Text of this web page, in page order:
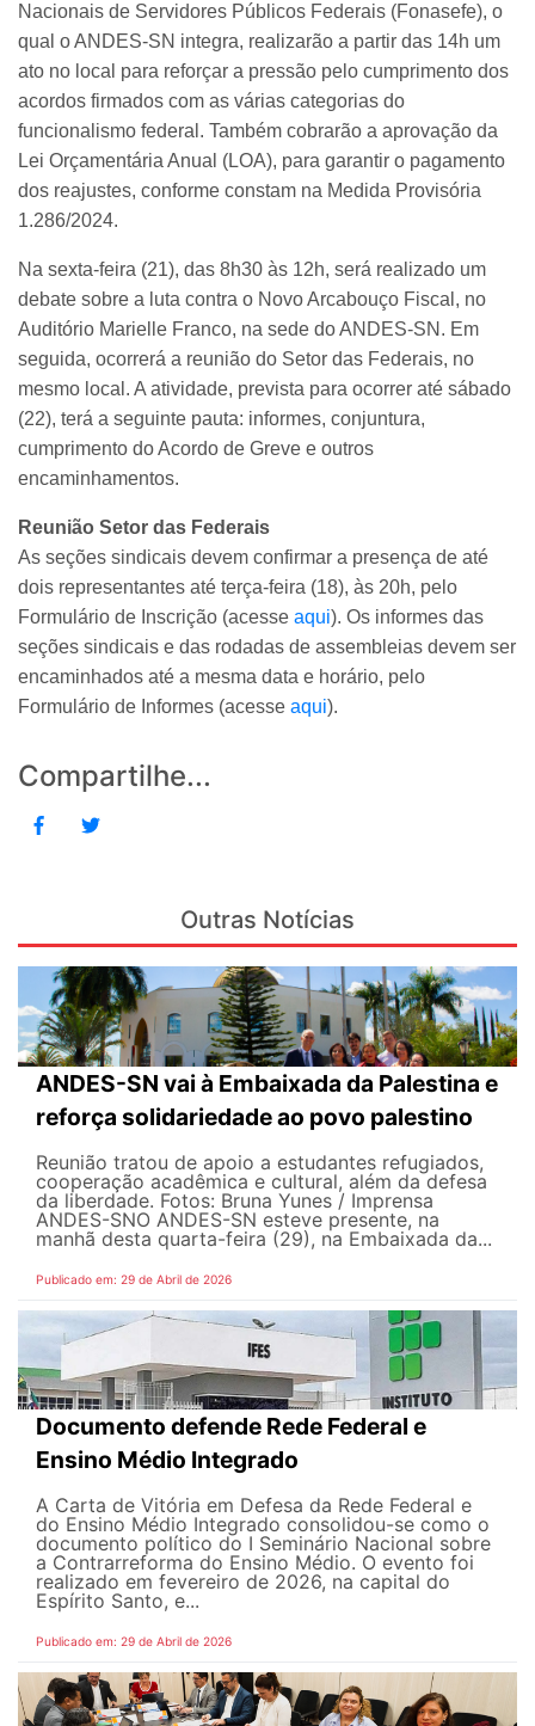
Nacionais de Servidores Públicos Federais (Fonasefe), o
qual o ANDES-SN integra, realizarão a partir das 14h um
ato no local para reforçar a pressão pelo cumprimento dos
acordos firmados com as várias categorias do
funcionalismo federal. Também cobrarão a aprovação da
Lei Orçamentária Anual (LOA), para garantir o pagamento
dos reajustes, conforme constam na Medida Provisória
1.286/2024.
Na sexta-feira (21), das 8h30 às 12h, será realizado um
debate sobre a luta contra o Novo Arcabouço Fiscal, no
Auditório Marielle Franco, na sede do ANDES-SN. Em
seguida, ocorrerá a reunião do Setor das Federais, no
mesmo local. A atividade, prevista para ocorrer até sábado
(22), terá a seguinte pauta: informes, conjuntura,
cumprimento do Acordo de Greve e outros
encaminhamentos.
Reunião Setor das Federais
As seções sindicais devem confirmar a presença de até
dois representantes até terça-feira (18), às 20h, pelo
Formulário de Inscrição (acesse aqui). Os informes das
seções sindicais e das rodadas de assembleias devem ser
encaminhados até a mesma data e horário, pelo
Formulário de Informes (acesse aqui).
Compartilhe...
Outras Notícias
ANDES-SN vai à Embaixada da Palestina e
reforça solidariedade ao povo palestino
Reunião tratou de apoio a estudantes refugiados,
cooperação acadêmica e cultural, além da defesa
da liberdade. Fotos: Bruna Yunes / Imprensa
ANDES-SN​​​ O ANDES-SN esteve presente, na
manhã desta quarta-feira (29), na Embaixada da...
Publicado em: 29 de Abril de 2026
Documento defende Rede Federal e
Ensino Médio Integrado
A Carta de Vitória em Defesa da Rede Federal e
do Ensino Médio Integrado consolidou-se como o
documento político do I Seminário Nacional sobre
a Contrarreforma do Ensino Médio. O evento foi
realizado em fevereiro de 2026, na capital do
Espírito Santo, e...
Publicado em: 29 de Abril de 2026